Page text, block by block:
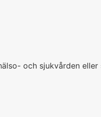
och sjukvården